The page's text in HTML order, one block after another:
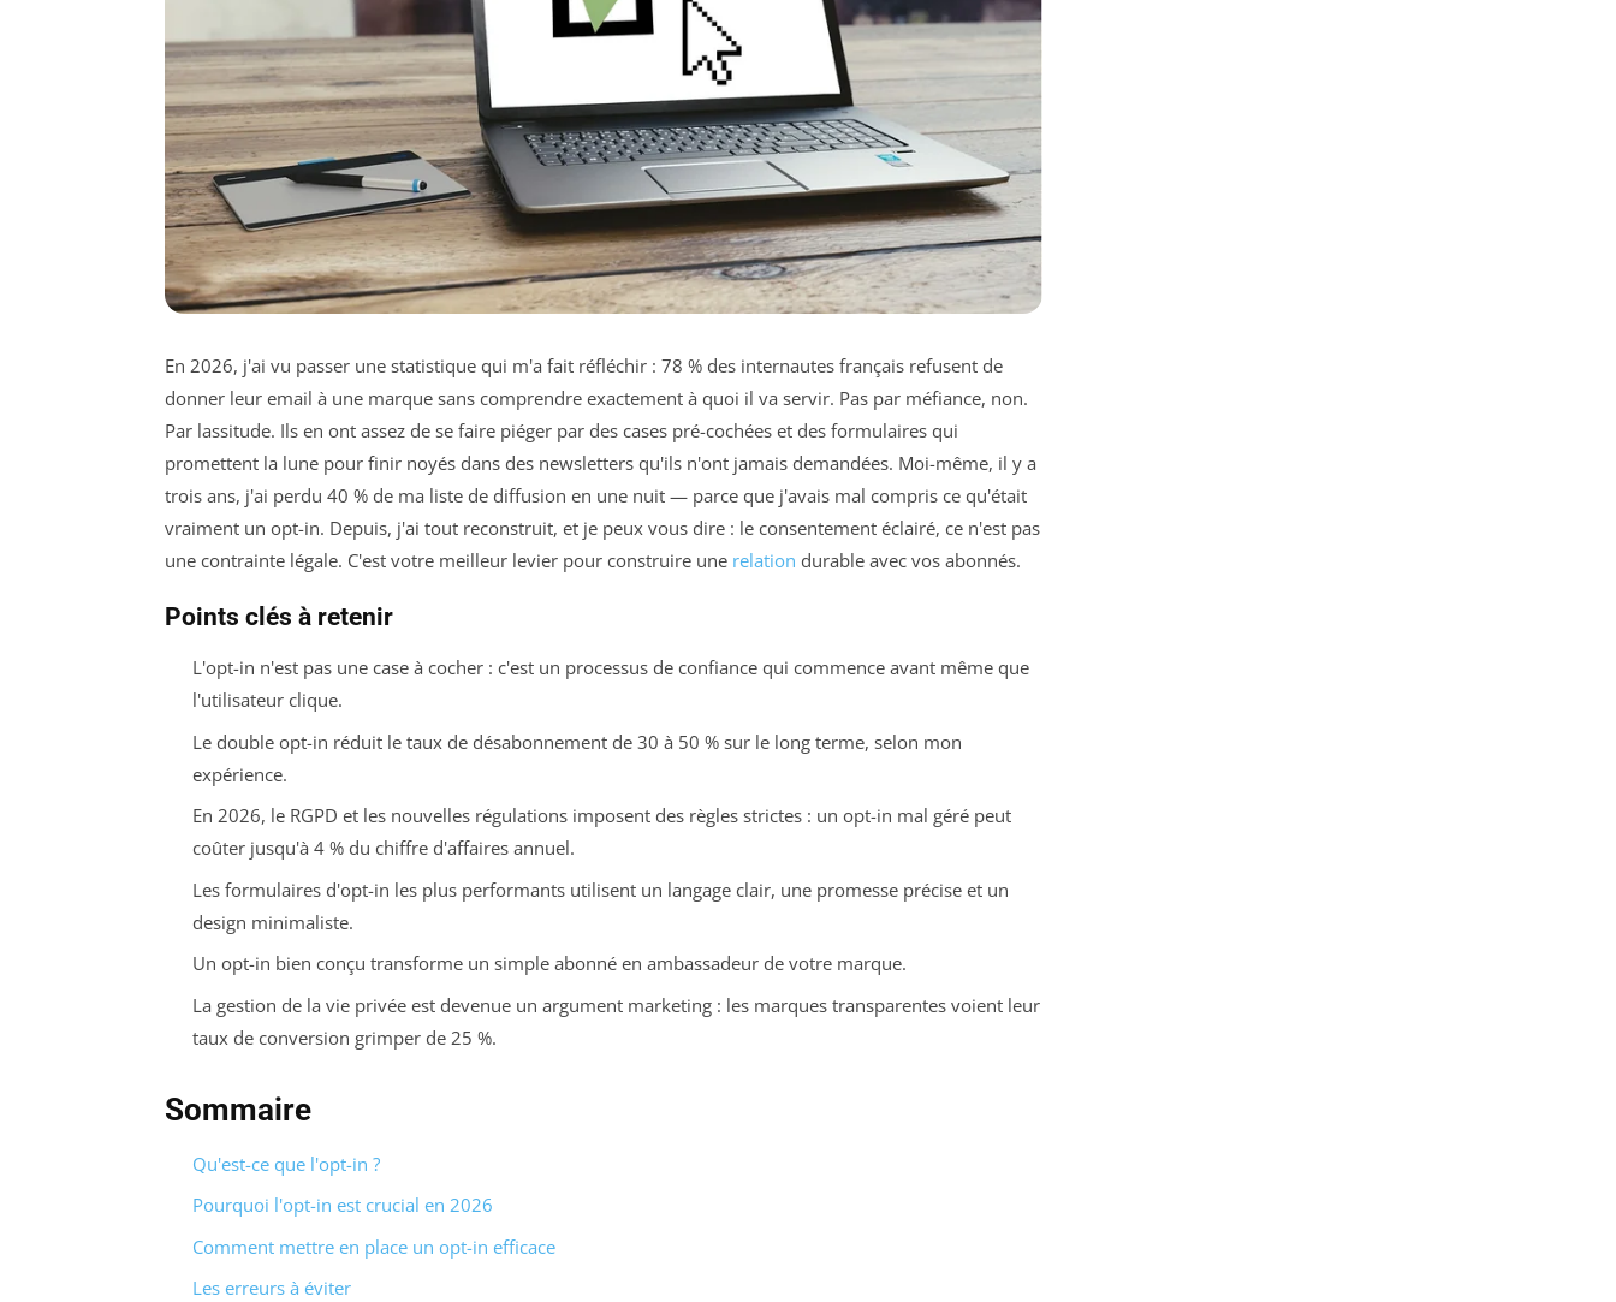
En 2026, j'ai vu passer une statistique qui m'a fait réfléchir : 78 % des internautes français refusent de
donner leur email à une marque sans comprendre exactement à quoi il va servir. Pas par méfiance, non.
Par lassitude. Ils en ont assez de se faire piéger par des cases pré-cochées et des formulaires qui
promettent la lune pour finir noyés dans des newsletters qu'ils n'ont jamais demandées. Moi-même, il y a
trois ans, j'ai perdu 40 % de ma liste de diffusion en une nuit — parce que j'avais mal compris ce qu'était
vraiment un opt-in. Depuis, j'ai tout reconstruit, et je peux vous dire : le consentement éclairé, ce n'est pas
une contrainte légale. C'est votre meilleur levier pour construire une relation durable avec vos abonnés.
Points clés à retenir
L'opt-in n'est pas une case à cocher : c'est un processus de confiance qui commence avant même que
l'utilisateur clique.
Le double opt-in réduit le taux de désabonnement de 30 à 50 % sur le long terme, selon mon
expérience.
En 2026, le RGPD et les nouvelles régulations imposent des règles strictes : un opt-in mal géré peut
coûter jusqu'à 4 % du chiffre d'affaires annuel.
Les formulaires d'opt-in les plus performants utilisent un langage clair, une promesse précise et un
design minimaliste.
Un opt-in bien conçu transforme un simple abonné en ambassadeur de votre marque.
La gestion de la vie privée est devenue un argument marketing : les marques transparentes voient leur
taux de conversion grimper de 25 %.
Sommaire
Qu'est-ce que l'opt-in ?
Pourquoi l'opt-in est crucial en 2026
Comment mettre en place un opt-in efficace
Les erreurs à éviter